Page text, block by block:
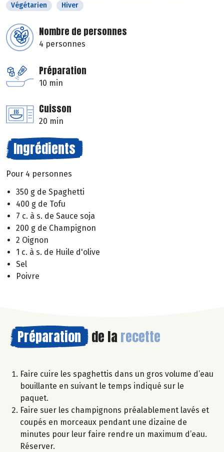
Végétarien
Hiver
Nombre de personnes
4 personnes
Préparation
10 min
Cuisson
20 min
Ingrédients
Pour 4 personnes
350 g de Spaghetti
400 g de Tofu
7 c. à s. de Sauce soja
200 g de Champignon
2 Oignon
1 c. à s. de Huile d'olive
Sel
Poivre
Préparation de la recette
Faire cuire les spaghettis dans un gros volume d’eau
bouillante en suivant le temps indiqué sur le
paquet.
Faire suer les champignons préalablement lavés et
coupés en morceaux pendant une dizaine de
minutes pour leur faire rendre un maximum d’eau.
Réserver.